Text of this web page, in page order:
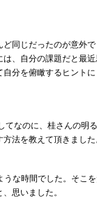
同じだったのが意外
、自分の課題だと最
分を俯瞰するヒント
なのに、桂さんの明
法を教えて頂きました
な時間でした。そこ
思いました。